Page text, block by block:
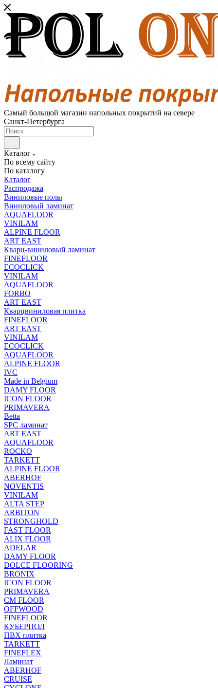
Самый большой магазин напольных покрытий на севере
Санкт-Петербурга
Каталог
По всему сайту
По каталогу
Каталог
Распродажа
Виниловые полы
Виниловый ламинат
AQUAFLOOR
VINILAM
ALPINE FLOOR
ART EAST
Кварц-виниловый ламинат
FINEFLOOR
ECOCLICK
VINILAM
AQUAFLOOR
FORBO
ART EAST
Кварцвиниловая плитка
FINEFLOOR
ART EAST
VINILAM
ECOCLICK
AQUAFLOOR
ALPINE FLOOR
IVC
Made in Belgium
DAMY FLOOR
ICON FLOOR
PRIMAVERA
Betta
SPC ламинат
ART EAST
AQUAFLOOR
ROCKO
TARKETT
ALPINE FLOOR
ABERHOF
NOVENTIS
VINILAM
ALTA STEP
ARBITON
STRONGHOLD
FAST FLOOR
ALIX FLOOR
ADELAR
DAMY FLOOR
DOLCE FLOORING
BRONIX
ICON FLOOR
PRIMAVERA
CM FLOOR
OFFWOOD
FINEFLOOR
КУБЕРПОЛ
ПВХ плитка
TARKETT
FINEFLEX
Ламинат
ABERHOF
CRUISE